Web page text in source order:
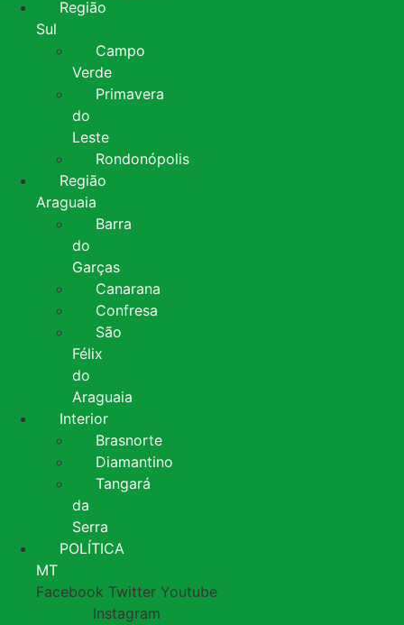
Região
Sul
Campo
Verde
Primavera
do
Leste
Rondonópolis
Região
Araguaia
Barra
do
Garças
Canarana
Confresa
São
Félix
do
Araguaia
Interior
Brasnorte
Diamantino
Tangará
da
Serra
POLÍTICA
MT
Facebook Twitter Youtube
Instagram